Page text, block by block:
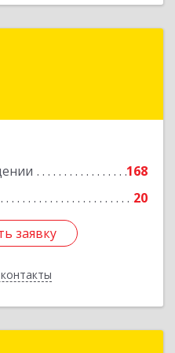
168
20
заявку
область - Кузбасс,
Подробнее
заявку